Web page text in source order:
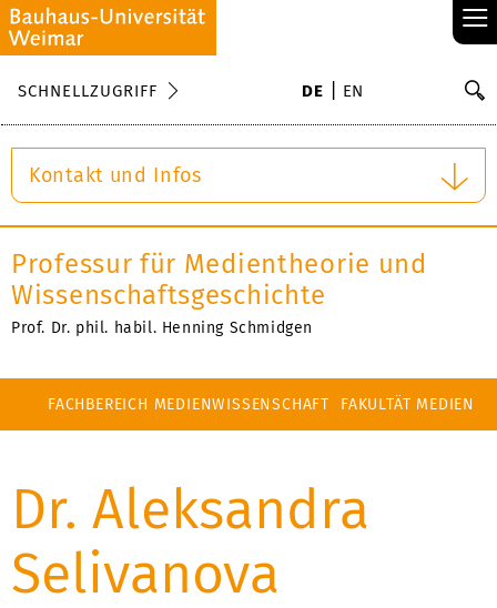
≡
SCHNELLZUGRIFF DE EN
Kontakt und Infos
Professur für Medientheorie und
Wissenschaftsgeschichte
Prof. Dr. phil. habil. Henning Schmidgen
FACHBEREICH MEDIENWISSENSCHAFT FAKULTÄT MEDIEN
Dr. Aleksandra
Selivanova